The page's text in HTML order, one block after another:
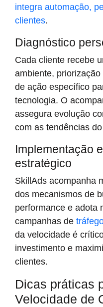
integra automação,
clientes.
Diagnóstico
Cada cliente recebe
ambiente,
de ação específico
tecnologia. O
assegura evolução
com as tendências
Implementação
estratégico
SkillAds acompanha
dos mecanismos de
performance e adota
campanhas de
da velocidade é
investimento e
clientes.
Dicas práticas
Velocidade de